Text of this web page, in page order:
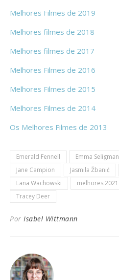
Melhores Filmes de 2019
Melhores filmes de 2018
Melhores filmes de 2017
Melhores Filmes de 2016
Melhores Filmes de 2015
Melhores Filmes de 2014
Os Melhores Filmes de 2013
Emerald Fennell Emma Seligman
Jane Campion
Jasmila Žbanić
Lana Wachowski
melhores 2021
Tracey Deer
Por Isabel Wittmann